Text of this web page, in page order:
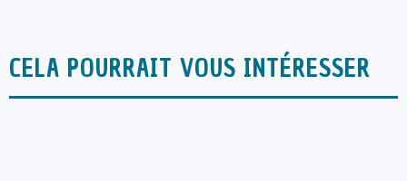
CELA POURRAIT VOUS INTÉRESSER